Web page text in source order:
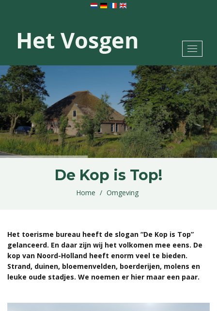
Toggle
De Kop is Top!
Home Omgeving
Het toerisme bureau heeft de slogan “De Kop is Top”
gelanceerd. En daar zijn wij het volkomen mee eens. De
kop van Noord-Holland heeft enorm veel te bieden.
Strand, duinen, bloemenvelden, boerderijen, molens en
leuke oude stadjes. We noemen er hier maar een paar.